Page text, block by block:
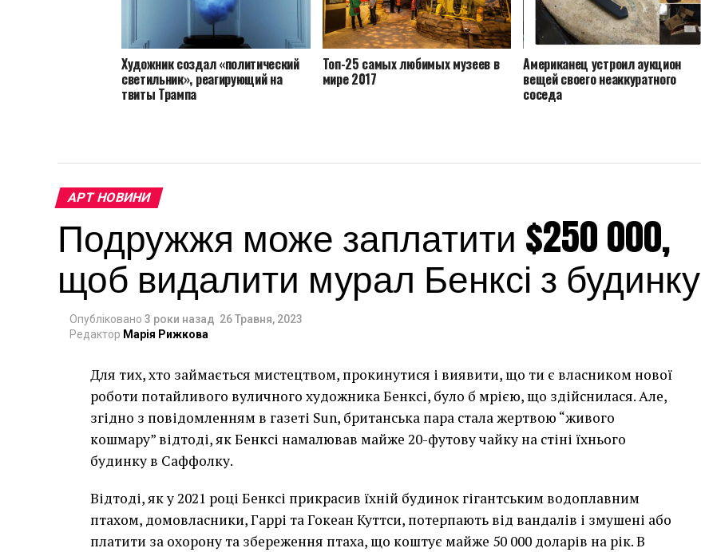
Художник создал «политический
светильник», реагирующий на
твиты Трампа
Топ-25 самых любимых музеев в
мире 2017
Американец устроил аукцион
вещей своего неаккуратного
соседа
АРТ НОВИНИ
Подружжя може заплатити $250 000,
щоб видалити мурал Бенксі з будинку
Опубліковано 3 роки назад 26 Травня, 2023
Редактор Марія Рижкова
Для тих, хто займається мистецтвом, прокинутися і виявити, що ти є власником нової
роботи потайливого вуличного художника Бенксі, було б мрією, що здійснилася. Але,
згідно з повідомленням в газеті Sun, британська пара стала жертвою “живого
кошмару” відтоді, як Бенксі намалював майже 20-футову чайку на стіні їхнього
будинку в Саффолку.
Відтоді, як у 2021 році Бенксі прикрасив їхній будинок гігантським водоплавним
птахом, домовласники, Гаррі та Гокеан Куттси, потерпають від вандалів і змушені або
платити за охорону та збереження птаха, що коштує майже 50 000 доларів на рік. В